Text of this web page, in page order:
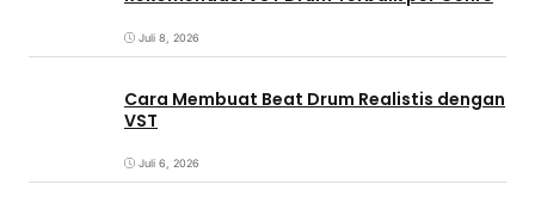
Juli 8, 2026
Cara Membuat Beat Drum Realistis dengan
VST
Juli 6, 2026